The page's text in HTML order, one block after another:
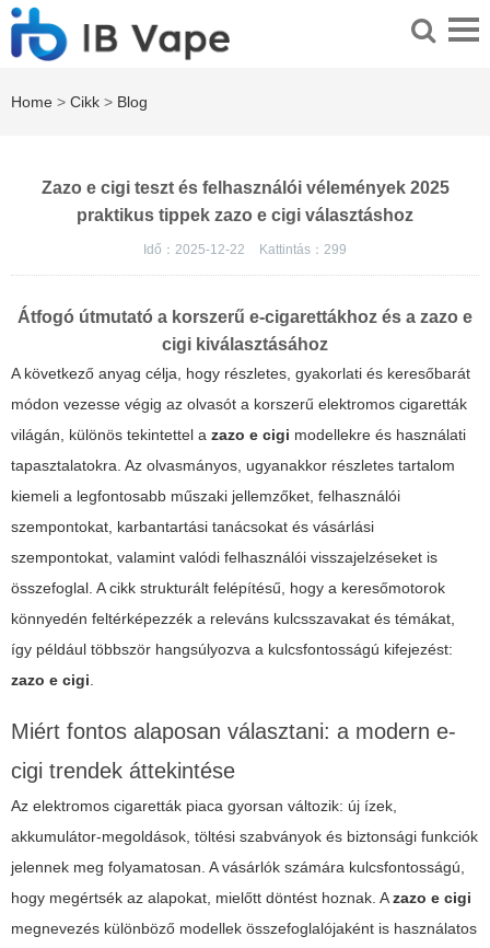
Home > Cikk > Blog
Zazo e cigi teszt és felhasználói vélemények 2025
praktikus tippek zazo e cigi választáshoz
Idő：2025-12-22 Kattintás： 299
Átfogó útmutató a korszerű e-cigarettákhoz és a zazo e
cigi kiválasztásához
A következő anyag célja, hogy részletes, gyakorlati és keresőbarát
módon vezesse végig az olvasót a korszerű elektromos cigaretták
világán, különös tekintettel a zazo e cigi modellekre és használati
tapasztalatokra. Az olvasmányos, ugyanakkor részletes tartalom
kiemeli a legfontosabb műszaki jellemzőket, felhasználói
szempontokat, karbantartási tanácsokat és vásárlási
szempontokat, valamint valódi felhasználói visszajelzéseket is
összefoglal. A cikk strukturált felépítésű, hogy a keresőmotorok
könnyedén feltérképezzék a releváns kulcsszavakat és témákat,
így például többször hangsúlyozva a kulcsfontosságú kifejezést:
zazo e cigi.
Miért fontos alaposan választani: a modern e-
cigi trendek áttekintése
Az elektromos cigaretták piaca gyorsan változik: új ízek,
akkumulátor-megoldások, töltési szabványok és biztonsági funkciók
jelennek meg folyamatosan. A vásárlók számára kulcsfontosságú,
hogy megértsék az alapokat, mielőtt döntést hoznak. Azazo e cigi
megnevezés különböző modellek összefoglalójaként is használatos